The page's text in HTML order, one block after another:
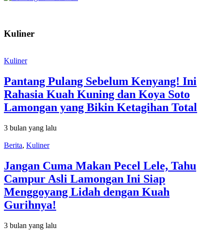
Kuliner
Kuliner
Pantang Pulang Sebelum Kenyang! Ini
Rahasia Kuah Kuning dan Koya Soto
Lamongan yang Bikin Ketagihan Total
3 bulan yang lalu
Berita, Kuliner
Jangan Cuma Makan Pecel Lele, Tahu
Campur Asli Lamongan Ini Siap
Menggoyang Lidah dengan Kuah
Gurihnya!
3 bulan yang lalu